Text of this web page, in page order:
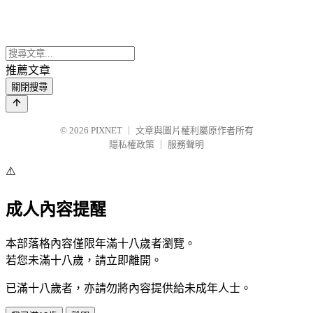
推薦文章
關閉搜尋
© 2026 PIXNET
文章與圖片權利屬原作者所有
隱私權政策
服務聲明
⚠️
成人內容提醒
本部落格內容僅限年滿十八歲者瀏覽。
若您未滿十八歲，請立即離開。
已滿十八歲者，亦請勿將內容提供給未成年人士。